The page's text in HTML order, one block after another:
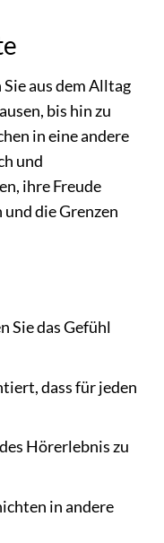
aus dem Alltag
bis hin zu
in eine andere
und
ihre Freude
die Grenzen
Sie das Gefühl
dass für jeden
Hörerlebnis zu
in andere